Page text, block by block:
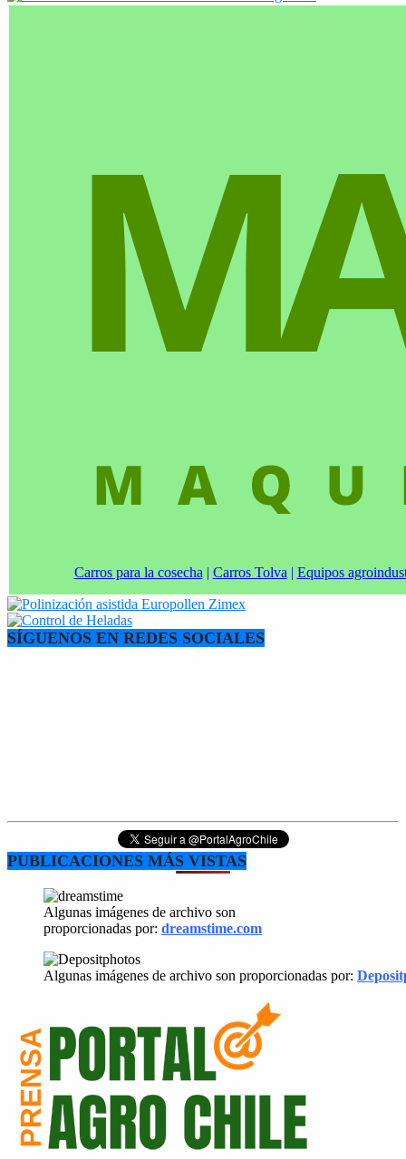
Carros para la cosecha | Carros Tolva | Equipos
SÍGUENOS EN REDES SOCIALES
PUBLICACIONES MÁS VISTAS
Algunas imágenes de archivo son
proporcionadas por: dreamstime.com
Algunas imágenes de archivo son proporcionadas por: